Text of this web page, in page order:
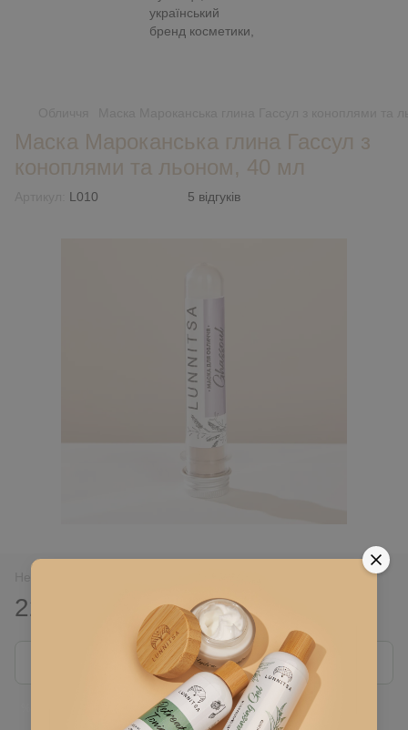
Маска Мароканська глина Гассул з
коноплями та льоном, 40 мл
L010 5 відгуків
225 грн
Повідомити, коли з'явиться
для відображення накопичувальної знижки